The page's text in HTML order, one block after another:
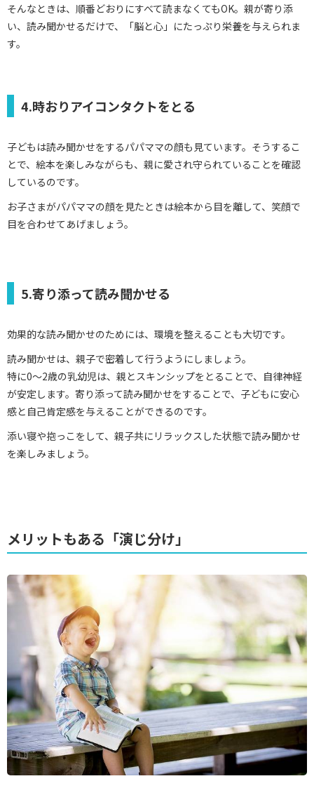
そんなときは、順番どおりにすべて読まなくてもOK。親が寄り添
い、読み聞かせるだけで、「脳と心」にたっぷり栄養を与えられま
す。
4.時おりアイコンタクトをとる
子どもは読み聞かせをするパパママの顔も見ています。そうするこ
とで、絵本を楽しみながらも、親に愛され守られていることを確認
しているのです。
お子さまがパパママの顔を見たときは絵本から目を離して、笑顔で
目を合わせてあげましょう。
5.寄り添って読み聞かせる
効果的な読み聞かせのためには、環境を整えることも大切です。
読み聞かせは、親子で密着して行うようにしましょう。
特に0～2歳の乳幼児は、親とスキンシップをとることで、自律神経
が安定します。寄り添って読み聞かせをすることで、子どもに安心
感と自己肯定感を与えることができるのです。
添い寝や抱っこをして、親子共にリラックスした状態で読み聞かせ
を楽しみましょう。
メリットもある「演じ分け」